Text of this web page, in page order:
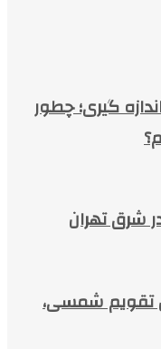
گیری؛ چطور
شرق تهران
تقویم شمسی،